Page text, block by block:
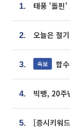
1.
2. 오늘은 절
3. 속보 합수
4.
5.